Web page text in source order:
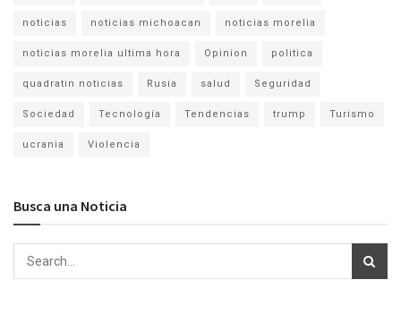
noticias noticias michoacan noticias morelia
noticias morelia ultima hora Opinion politica
quadratin noticias Rusia salud Seguridad
Sociedad Tecnología Tendencias trump Turismo
ucrania Violencia
Busca una Noticia